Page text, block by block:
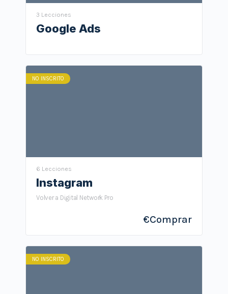
3 Lecciones
Google Ads
NO INSCRITO
6 Lecciones
Instagram
Volver a Digital Network Pro
€Comprar
NO INSCRITO